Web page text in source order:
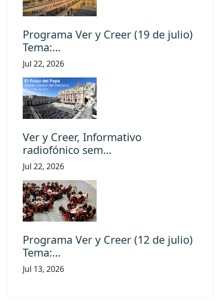
Programa Ver y Creer (19 de julio)
Tema:…
Jul 22, 2026
Ver y Creer, Informativo
radiofónico sem…
Jul 22, 2026
Programa Ver y Creer (12 de julio)
Tema:…
Jul 13, 2026